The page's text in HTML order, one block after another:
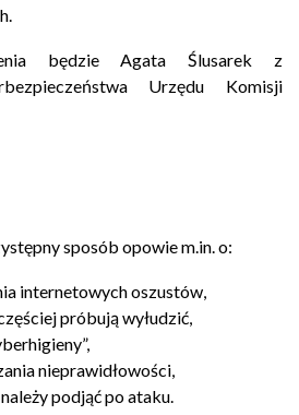
będzie Agata Ślusarek z
Urzędu Komisji
sposób opowie m.in. o:
internetowych oszustów,
próbują wyłudzić,
nieprawidłowości,
podjąć po ataku.